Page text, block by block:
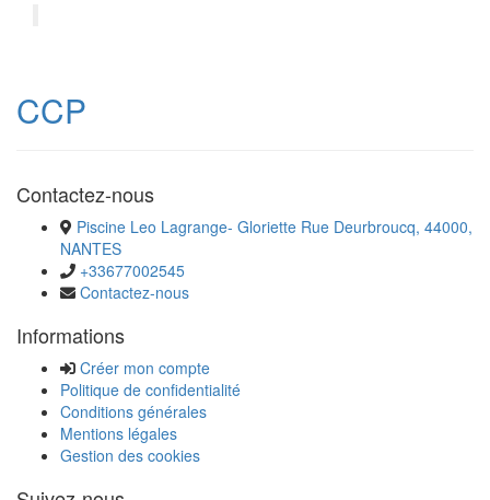
CCP
Contactez-nous
Piscine Leo Lagrange- Gloriette Rue Deurbroucq, 44000,
NANTES
+33677002545
Contactez-nous
Informations
Créer mon compte
Politique de confidentialité
Conditions générales
Mentions légales
Gestion des cookies